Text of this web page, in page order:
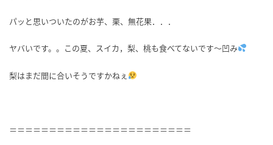
パッと思いついたのがお芋、栗、無花果．．．
ヤバいです。。この夏、スイカ，梨、桃も食べてないです～凹み
梨はまだ間に合いそうですかねぇ
＝＝＝＝＝＝＝＝＝＝＝＝＝＝＝＝＝＝＝＝＝＝＝